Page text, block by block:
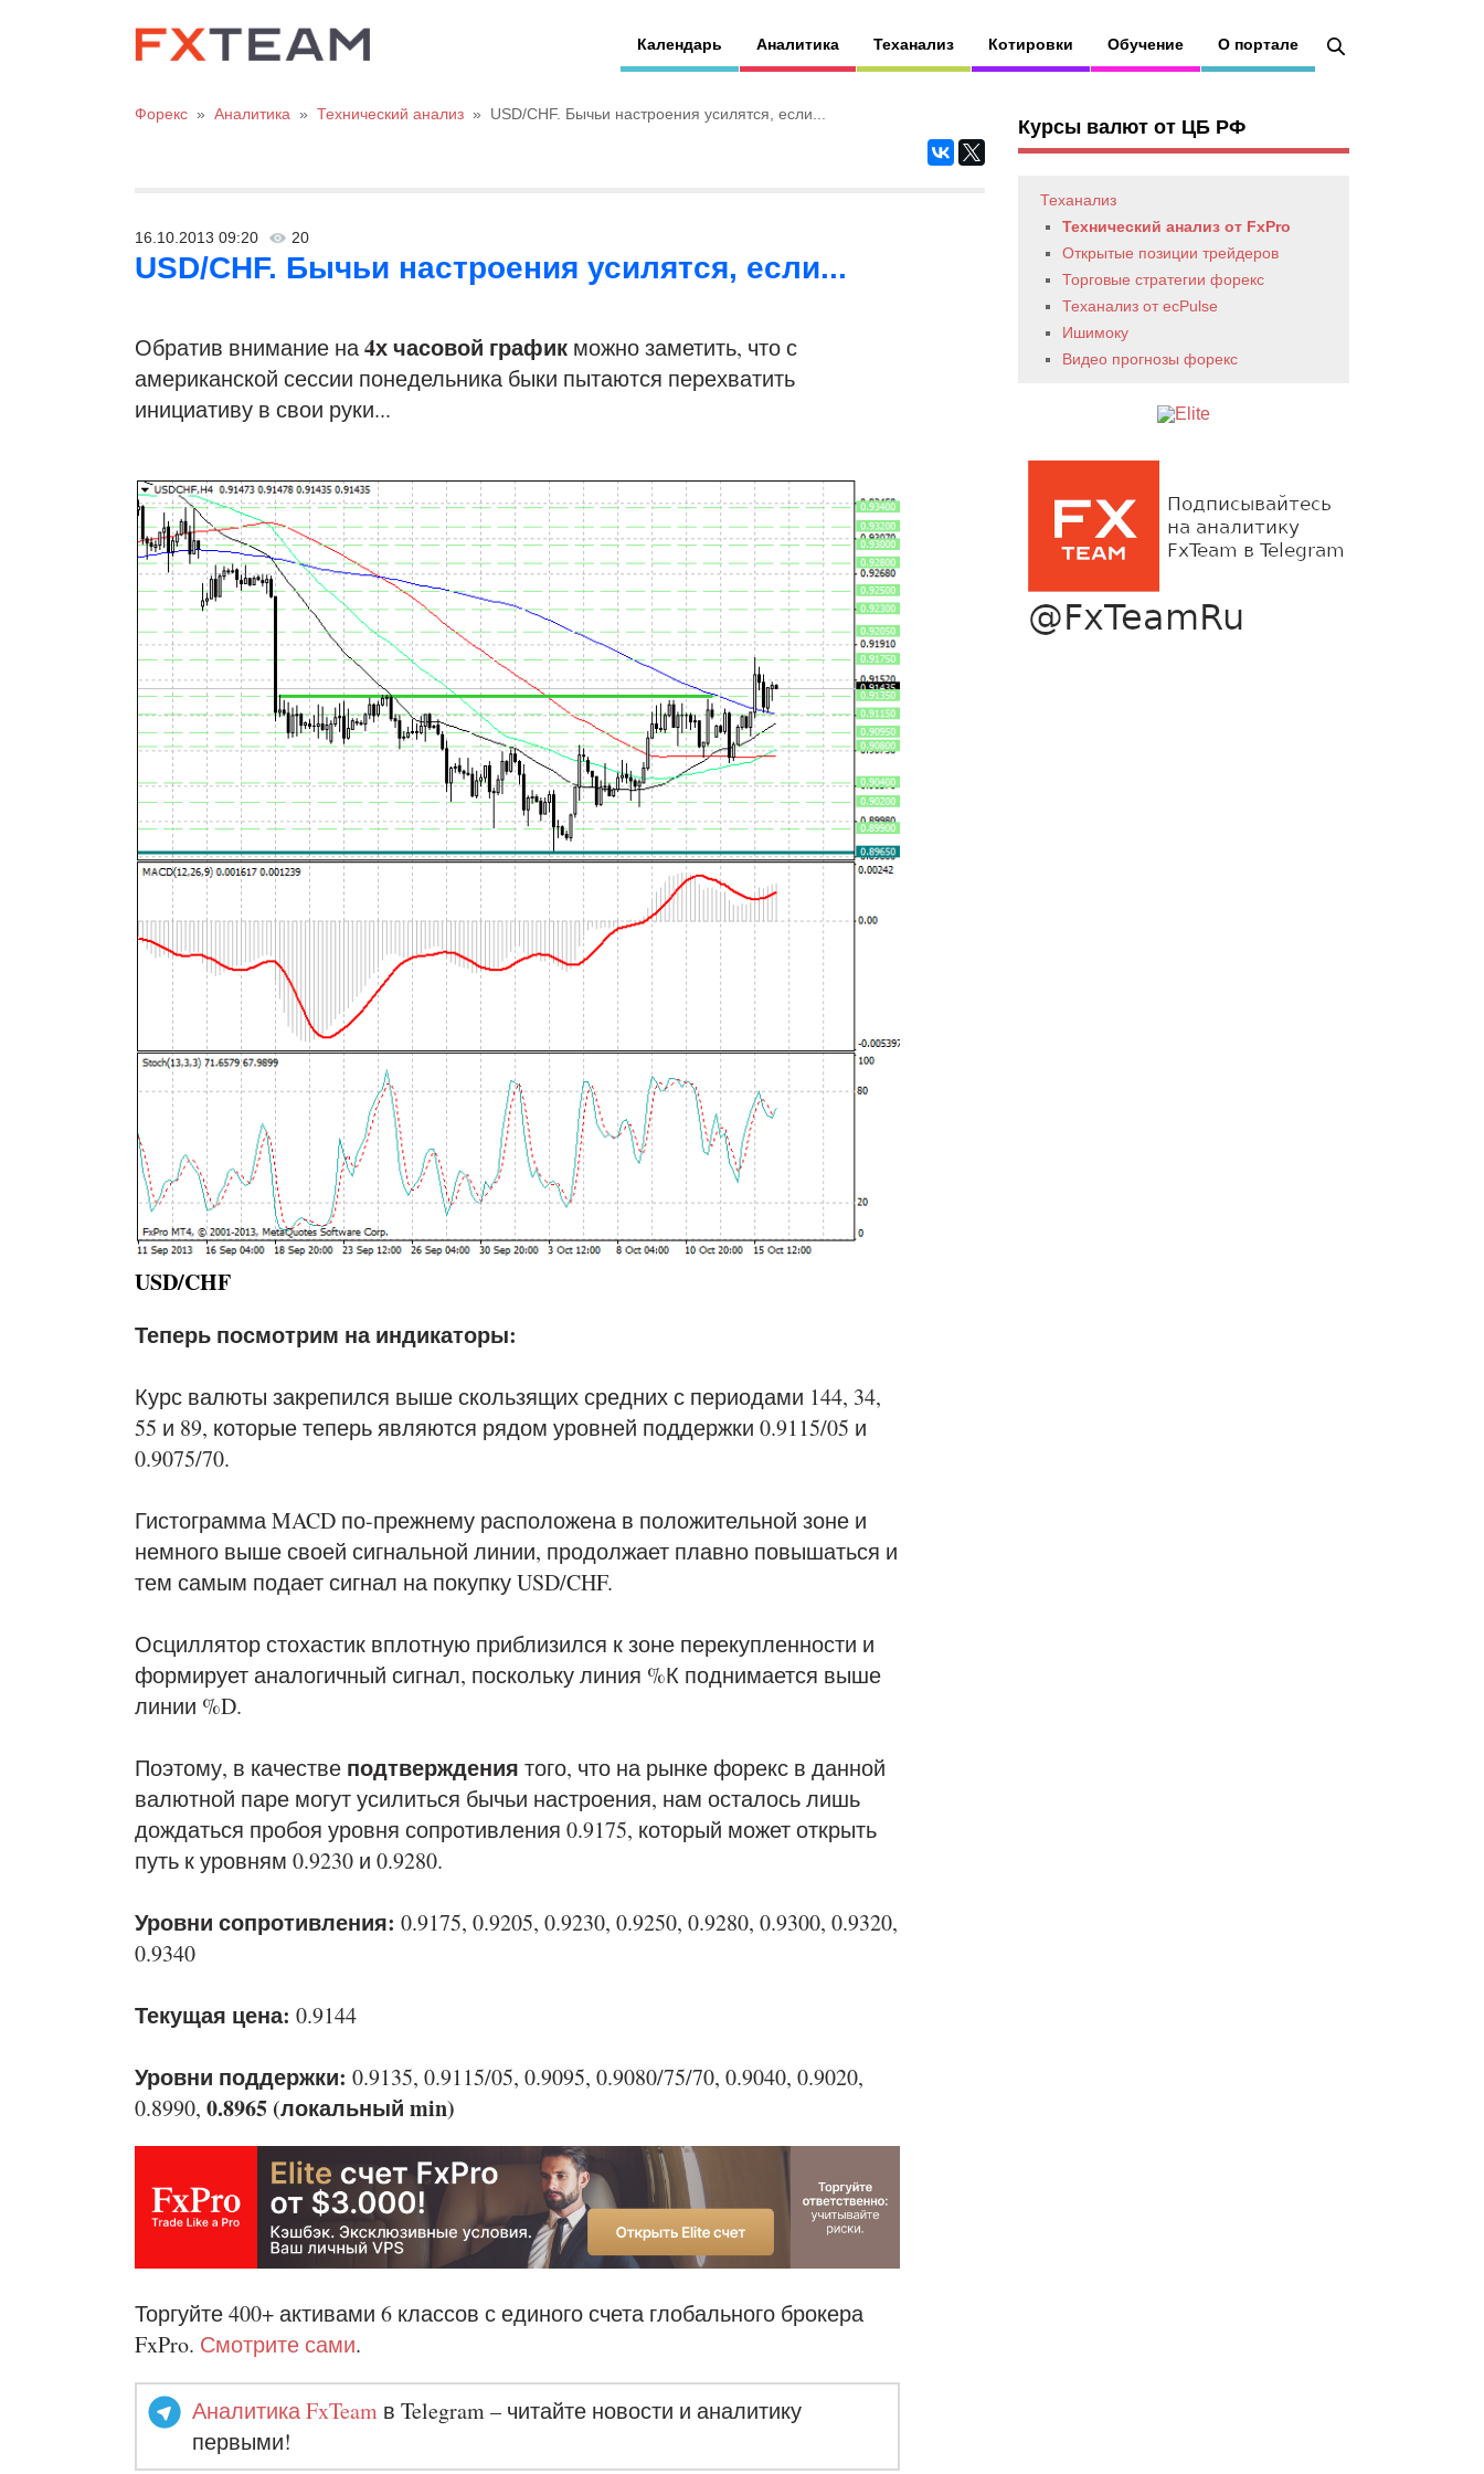
Календарь Аналитика Теханализ Котировки Обучение О портале
Форекс » Аналитика » Технический анализ » USD/CHF. Бычьи настроения усилятся, если...
16.10.2013 09:20 20
USD/CHF. Бычьи настроения усилятся, если...
Обратив внимание на4х часовой график можно заметить, что с
американской сессии понедельника быки пытаются перехватить
инициативу в свои руки...
USD/CHF
Теперь посмотрим на индикаторы:
Курс валюты закрепился выше скользящих средних с периодами 144, 34,
55 и 89, которые теперь являются рядом уровней поддержки 0.9115/05 и
0.9075/70.
Гистограмма MACD по-прежнему расположена в положительной зоне и
немного выше своей сигнальной линии, продолжает плавно повышаться и
тем самым подает сигнал на покупку USD/CHF.
Осциллятор стохастик вплотную приблизился к зоне перекупленности и
формирует аналогичный сигнал, поскольку линия %К поднимается выше
линии %D.
Поэтому, в качестве подтверждения того, что на рынке форекс в данной
валютной паре могут усилиться бычьи настроения, нам осталось лишь
дождаться пробоя уровня сопротивления 0.9175, который может открыть
путь к уровням 0.9230 и 0.9280.
Уровни сопротивления: 0.9175, 0.9205, 0.9230, 0.9250, 0.9280, 0.9300, 0.9320,
0.9340
Текущая цена: 0.9144
Уровни поддержки: 0.9135, 0.9115/05, 0.9095, 0.9080/75/70, 0.9040, 0.9020,
0.8990, 0.8965 (локальный min)
Торгуйте 400+ активами 6 классов с единого счета глобального брокера
FxPro. Смотрите сами.
Аналитика FxTeam в Telegram – читайте новости и аналитику
первыми!
Курсы валют от ЦБ РФ
Теханализ
Технический анализ от FxPro
Открытые позиции трейдеров
Торговые стратегии форекс
Теханализ от ecPulse
Ишимоку
Видео прогнозы форекс